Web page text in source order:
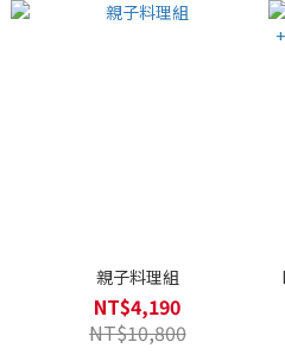
親子料理組
NT$4,190
NT$10,800